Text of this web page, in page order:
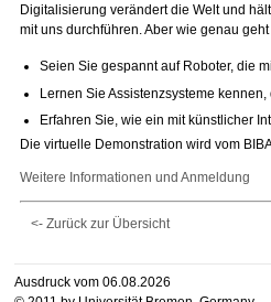
Digitalisierung verändert die Welt und
mit uns durchführen. Aber wie genau
Seien Sie gespannt auf Roboter, die
Lernen Sie Assistenzsysteme
Erfahren Sie, wie ein mit künstlicher
Die virtuelle Demonstration wird vom
Weitere Informationen und Anmeldung
<- Zurück zur Übersicht
Ausdruck vom 06.08.2026